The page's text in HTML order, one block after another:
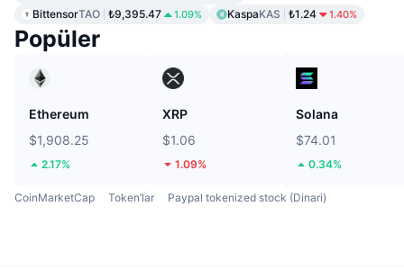
BittensorTAO ₺9,395.47 1.09% KaspaKAS ₺1.24 1.40%
Popüler
Ethereum
$1,908.25
2.17%
XRP
$1.06
1.09%
Solana
$74.01
0.34%
CoinMarketCap Token’lar Paypal tokenized stock (Dinari)